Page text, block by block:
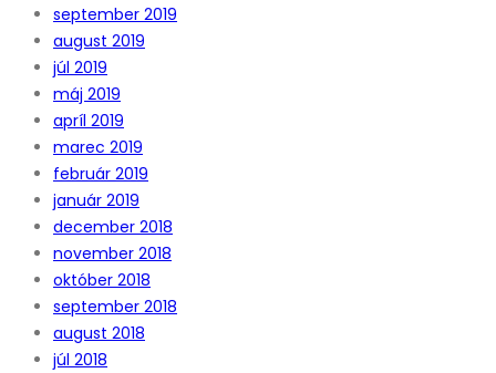
september 2019
august 2019
júl 2019
máj 2019
apríl 2019
marec 2019
február 2019
január 2019
december 2018
november 2018
október 2018
september 2018
august 2018
júl 2018